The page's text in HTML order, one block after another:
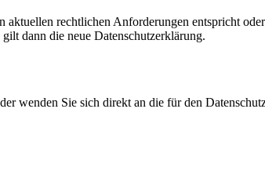
aktuellen rechtlichen Anforderungen entspricht
dann die neue Datenschutzerklärung.
wenden Sie sich direkt an die für den